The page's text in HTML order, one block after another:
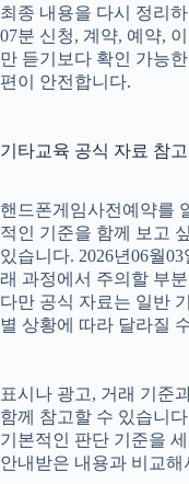
최종 내용을 다시 정리
07분 신청, 계약, 예약,
만 듣기보다 확인 가능
편이 안전합니다.
기타교육 공식 자료 참
핸드폰게임사전예약를
적인 기준을 함께 보고
있습니다. 2026년06월
래 과정에서 주의할 부
다만 공식 자료는 일반
별 상황에 따라 달라질
표시나 광고, 거래 기준
함께 참고할 수 있습니
기본적인 판단 기준을
안내받은 내용과 비교